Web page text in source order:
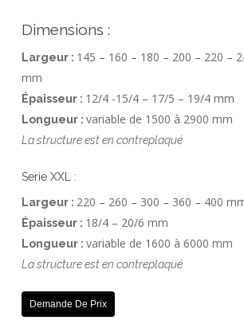
Dimensions :
Largeur : 145 – 160 – 180 – 200 – 220 –
mm
Épaisseur : 12/4 -15/4 – 17/5 – 19/4 mm
Longueur : variable de 1500 à 2900 mm
La structure est en contreplaqué
Serie XXL :
Largeur : 220 – 260 – 300 – 360 – 400
Épaisseur : 18/4 – 20/6 mm
Longueur : variable de 1600 à 6000 mm
La structure est en contreplaqué
Demande De Prix